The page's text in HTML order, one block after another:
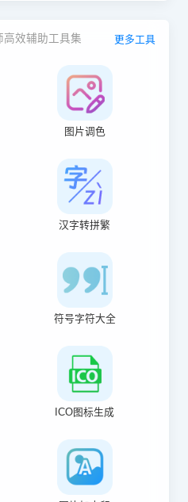
高效辅助工具集 更多工具
图片调色
汉字转拼繁
符号字符大全
ICO图标生成